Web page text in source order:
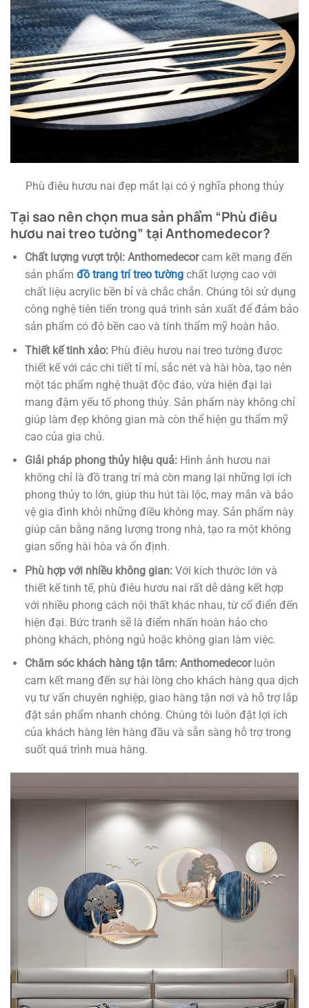
Phù điêu hươu nai đẹp mắt lại có ý nghĩa phong thủy
Tại sao nên chọn mua sản phẩm “Phù điêu
hươu nai treo tường” tạiAnthomedecor?
Chất lượng vượt trội: Anthomedecorcam kết mang đến
sản phẩm đồ trang trí treo tườngchất lượng cao với
chất liệu acrylic bền bỉ và chắc chắn. Chúng tôi sử dụng
công nghệ tiên tiến trong quá trình sản xuất để đảm bảo
sản phẩm có độ bền cao và tính thẩm mỹ hoàn hảo.
Thiết kế tinh xảo:Phù điêu hươu nai treo tường được
thiết kế với các chi tiết tỉ mỉ, sắc nét và hài hòa, tạo nên
một tác phẩm nghệ thuật độc đáo, vừa hiện đại lại
mang đậm yếu tố phong thủy. Sản phẩm này không chỉ
giúp làm đẹp không gian mà còn thể hiện gu thẩm mỹ
cao của gia chủ.
Giải pháp phong thủy hiệu quả:Hình ảnh hươu nai
không chỉ là đồ trang trí mà còn mang lại những lợi ích
phong thủy to lớn, giúp thu hút tài lộc, may mắn và bảo
vệ gia đình khỏi những điều không may. Sản phẩm này
giúp cân bằng năng lượng trong nhà, tạo ra một không
gian sống hài hòa và ổn định.
Phù hợp với nhiều không gian:Với kích thước lớn và
thiết kế tinh tế, phù điêu hươu nai rất dễ dàng kết hợp
với nhiều phong cách nội thất khác nhau, từ cổ điển đến
hiện đại. Bức tranh sẽ là điểm nhấn hoàn hảo cho
phòng khách, phòng ngủ hoặc không gian làm việc.
Chăm sóc khách hàng tận tâm: Anthomedecorluôn
cam kết mang đến sự hài lòng cho khách hàng qua dịch
vụ tư vấn chuyên nghiệp, giao hàng tận nơi và hỗ trợ lắp
đặt sản phẩm nhanh chóng. Chúng tôi luôn đặt lợi ích
của khách hàng lên hàng đầu và sẵn sàng hỗ trợ trong
suốt quá trình mua hàng.